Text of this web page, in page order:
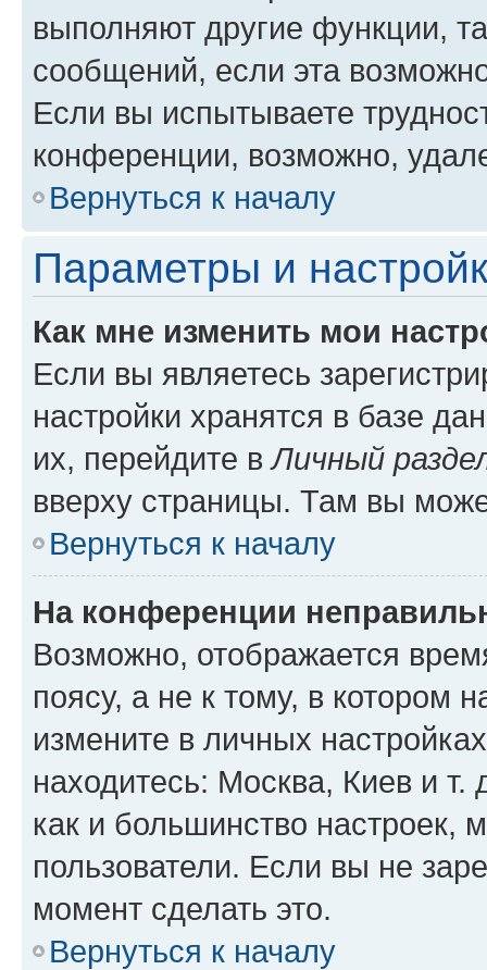
выполняют другие функции,
сообщений, если эта
Если вы испытываете
конференции, возможно,
Вернуться к началу
Параметры и
Как мне изменить мои
Если вы являетесь
настройки хранятся в базе
их, перейдите вЛичный
вверху страницы. Там вы
Вернуться к началу
На конференции
Возможно, отображается
поясу, а не к тому, в котором
измените в личных
находитесь: Москва, Киев и т.
как и большинство настроек,
пользователи. Если вы не
момент сделать это.
Вернуться к началу